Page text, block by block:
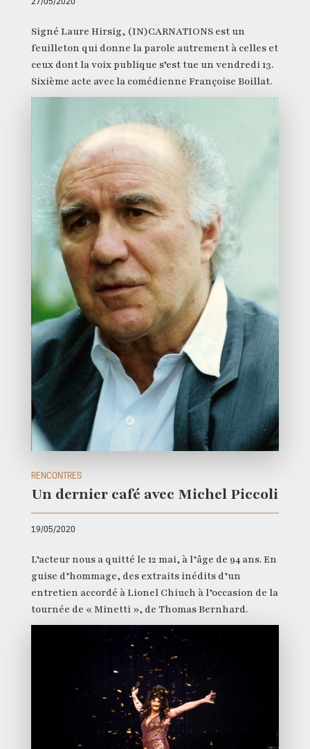
Signé Laure Hirsig, (IN)CARNATIONS est un
feuilleton qui donne la parole autrement à celles et
ceux dont la voix publique s’est tue un vendredi 13.
Sixième acte avec la comédienne Françoise Boillat.
RENCONTRES
Un dernier café avec Michel Piccoli
19/05/2020
L’acteur nous a quitté le 12 mai, à l’âge de 94 ans. En
guise d’hommage, des extraits inédits d’un
entretien accordé à Lionel Chiuch à l’occasion de la
tournée de « Minetti », de Thomas Bernhard.